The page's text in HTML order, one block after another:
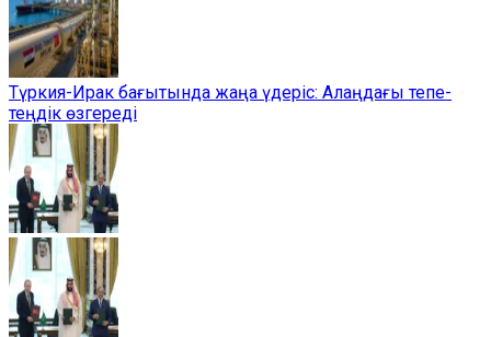
Түркия-Ирак бағытында жаңа үдеріс: Алаңдағы тепе-
теңдік өзгереді